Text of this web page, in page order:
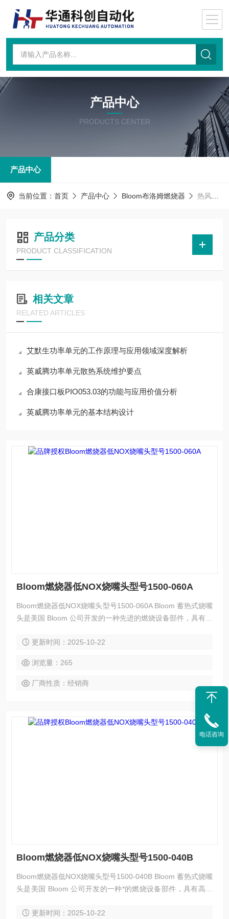
产品中心
PRODUCTS CENTER
产品中心
当前位置： 首页 产品中心 Bloom布洛姆燃烧器 热风燃气烧嘴
产品分类
PRODUCT CLASSIFICATION
相关文章
RELATED ARTICLES
艾默生功率单元的工作原理与应用领域深度解析
英威腾功率单元散热系统维护要点
合康接口板PIO053.03的功能与应用价值分析
英威腾功率单元的基本结构设计
Bloom燃烧器低NOX烧嘴头型号1500-060A
Bloom燃烧器低NOX烧嘴头型号1500-060A Bloom 蓄热式烧嘴
头是美国 Bloom 公司开发的一种先进的燃烧设备部件，具有高
更新时间：2025-10-22
浏览量：265
厂商性质：经销商
Bloom燃烧器低NOX烧嘴头型号1500-040B
Bloom燃烧器低NOX烧嘴头型号1500-040B Bloom 蓄热式烧嘴
头是美国 Bloom 公司开发的一种*的燃烧设备部件，具有高效
更新时间：2025-10-22
电话咨询